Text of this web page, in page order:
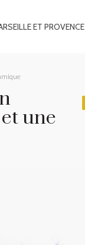
ET PROVENCE
une